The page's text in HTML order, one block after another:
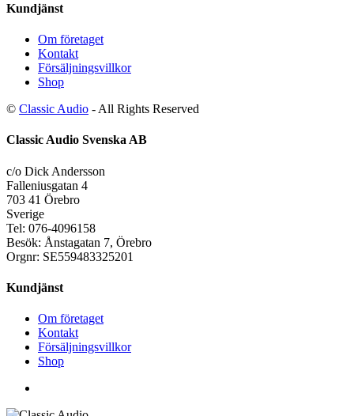
Kundjänst
Om företaget
Kontakt
Försäljningsvillkor
Shop
© Classic Audio - All Rights Reserved
Classic Audio Svenska AB
c/o Dick Andersson
Falleniusgatan 4
703 41 Örebro
Sverige
Tel: 076-4096158
Besök: Ånstagatan 7, Örebro
Orgnr: SE559483325201
Kundjänst
Om företaget
Kontakt
Försäljningsvillkor
Shop